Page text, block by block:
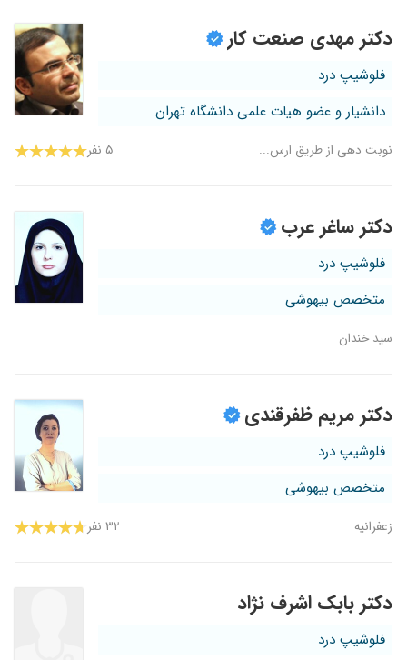
دکتر مهدی صنعت کار
فلوشیپ درد
دانشیار و عضو هیات علمی دانشگاه تهران
نوبت دهی از طریق ارس... ۵ نفر
دکتر ساغر عرب
فلوشیپ درد
متخصص بیهوشی
سید خندان
دکتر مریم ظفرقندی
فلوشیپ درد
متخصص بیهوشی
زعفرانیه ۳۲ نفر
دکتر بابک اشرف نژاد
فلوشیپ درد